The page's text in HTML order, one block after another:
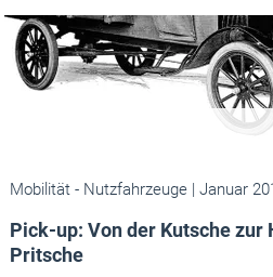
Mobilität- Nutzfahrzeuge | Januar
Pick-up: Von der Kutsche zur
Pritsche